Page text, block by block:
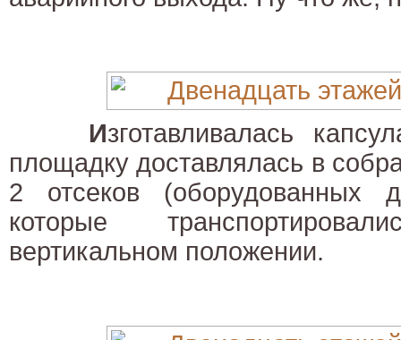
Изготавливалась
площадку доставлялась в
2 отсеков (оборудованных
которые
вертикальном положении.